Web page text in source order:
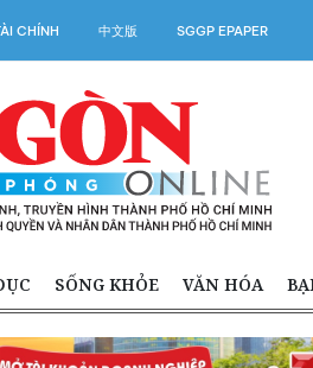
CHÍNH 中文版 SGGP EPAPER
SỐNG KHỎE VĂN HÓA